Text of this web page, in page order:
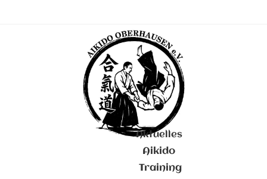
Aktuelles
Aikido
Training